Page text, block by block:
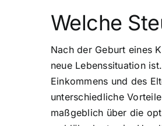
Welche
Nach der Geburt eines
neue Lebenssituation
Einkommens und des
unterschiedliche
maßgeblich über die